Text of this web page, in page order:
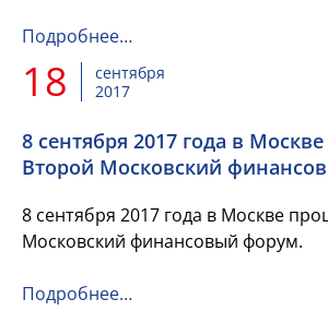
резервов роста доходов бюджета
Подробнее…
18
сентября
2017
8 сентября 2017 года в
Второй Московский
8 сентября 2017 года в Москве
Московский финансовый форум.
Подробнее…